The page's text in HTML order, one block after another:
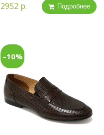
2952 р. Подробнее
–10%